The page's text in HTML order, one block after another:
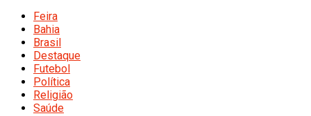
Feira
Bahia
Brasil
Destaque
Futebol
Política
Religião
Saúde